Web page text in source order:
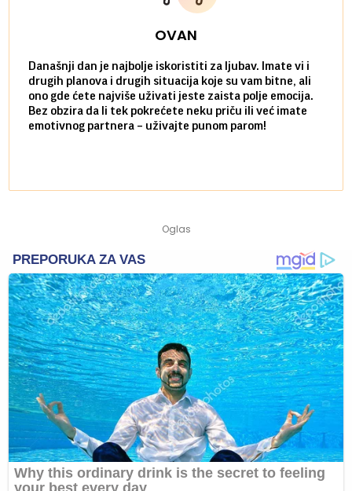
OVAN
Današnji dan je najbolje iskoristiti za ljubav. Imate vi i
drugih planova i drugih situacija koje su vam bitne, ali
ono gde ćete najviše uživati jeste zaista polje emocija.
Bez obzira da li tek pokrećete neku priču ili već imate
emotivnog partnera – uživajte punom parom!